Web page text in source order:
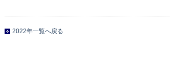
2022年一覧へ戻る